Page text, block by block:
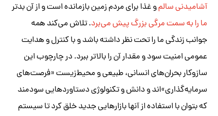
آشامیدنی سالمو غذا برای مردم زمین بازمانده است و از آن بدتر
ما را به سمت مرگی بزرگ پیش می‌برد. تلاش می‌کند همه
جوانب زندگی ما را تحت نظر داشته باشد و با کنترل و هدایت
عمومی امنیت سود و مقدار آن را بالاتر ببرد. در چارچوب این
سازوکار بحران‌های انسانی، طبیعی و محیط‌زیست «فرصت‌های
سرمایه‌گذاری»اند و دانش و تکنولوژی دستاوردهایی سودمند
که بتوان با استفاده از آنها بازارهایی جدید خلق کرد تا سیستم